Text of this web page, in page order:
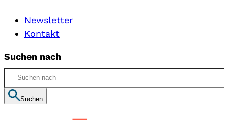
Newsletter
Kontakt
Suchen nach
Suchen